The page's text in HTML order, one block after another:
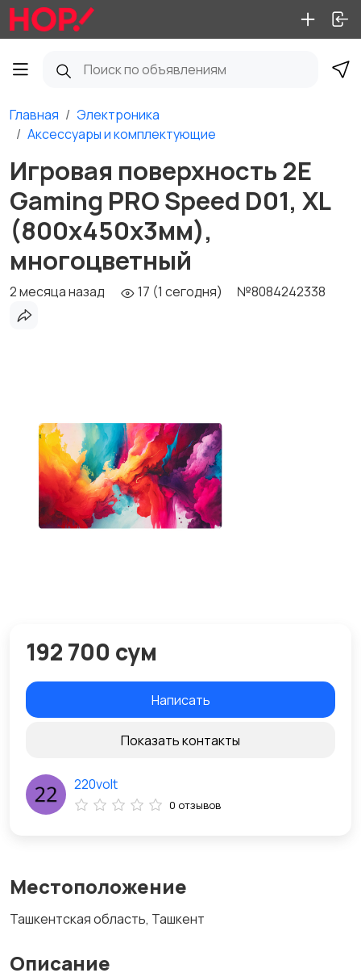
Главная
Электроника
Аксессуары и комплектующие
Игровая поверхность 2E
Gaming PRO Speed D01, XL
(800x450x3мм),
многоцветный
2 месяца назад 17 (1 сегодня) №8084242338
Местоположение
Ташкентская область, Ташкент
Описание
192 700 сум
Написать
Показать контакты
220volt
0 отзывов